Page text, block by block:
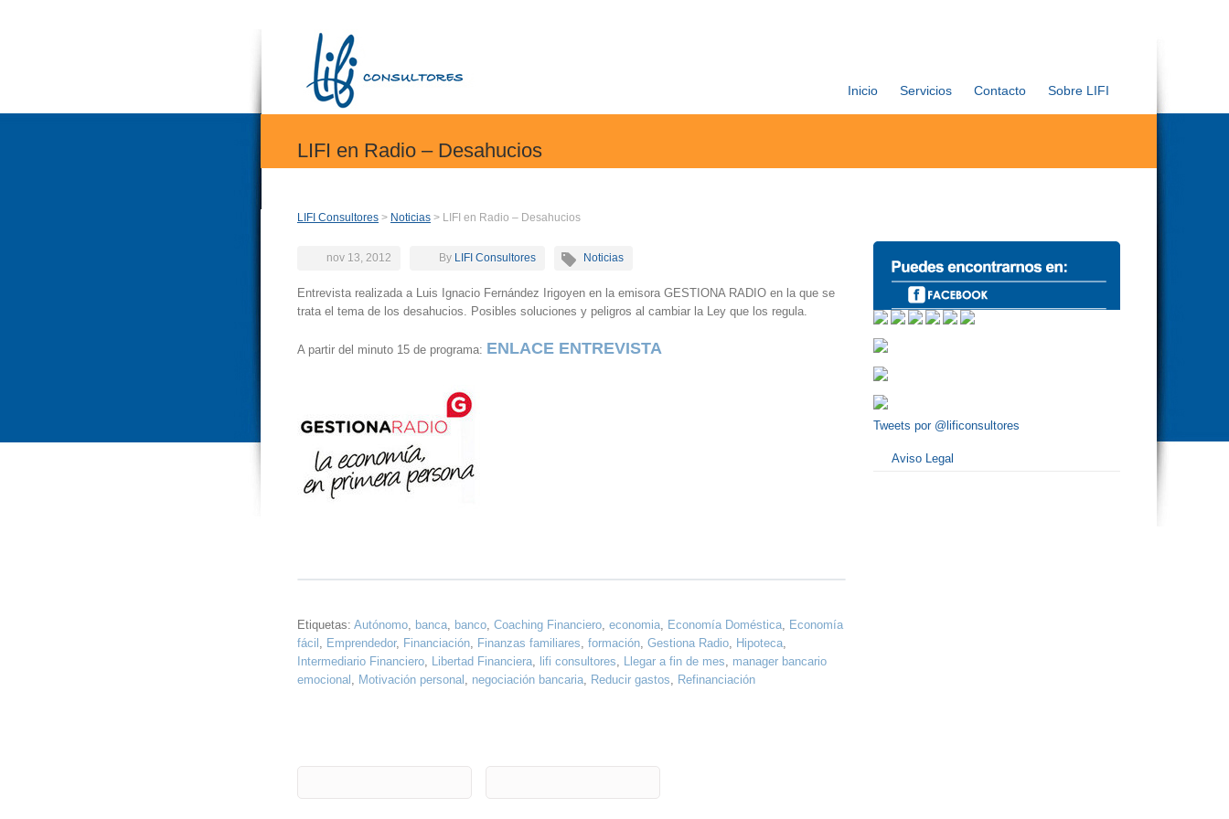
Inicio Servicios Contacto Sobre LIFI
LIFI en Radio – Desahucios
LIFI Consultores > Noticias > LIFI en Radio – Desahucios
nov 13, 2012 By LIFI Consultores Noticias
Entrevista realizada a Luis Ignacio Fernández Irigoyen en la emisora GESTIONA RADIO en la que se
trata el tema de los desahucios. Posibles soluciones y peligros al cambiar la Ley que los regula.
A partir del minuto 15 de programa: ENLACE ENTREVISTA
Etiquetas: Autónomo, banca, banco, Coaching Financiero, economia, Economía Doméstica, Economía
fácil , Emprendedor, Financiación, Finanzas familiares, formación, Gestiona Radio, Hipoteca,
Intermediario Financiero, Libertad Financiera, lifi consultores, Llegar a fin de mes, manager bancario
emocional , Motivación personal , negociación bancaria, Reducir gastos, Refinanciación
Tweets por @lificonsultores
Aviso Legal